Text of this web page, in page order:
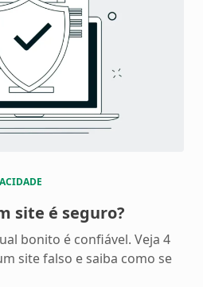
site é seguro?
bonito é confiável. Veja 4
site falso e saiba como se